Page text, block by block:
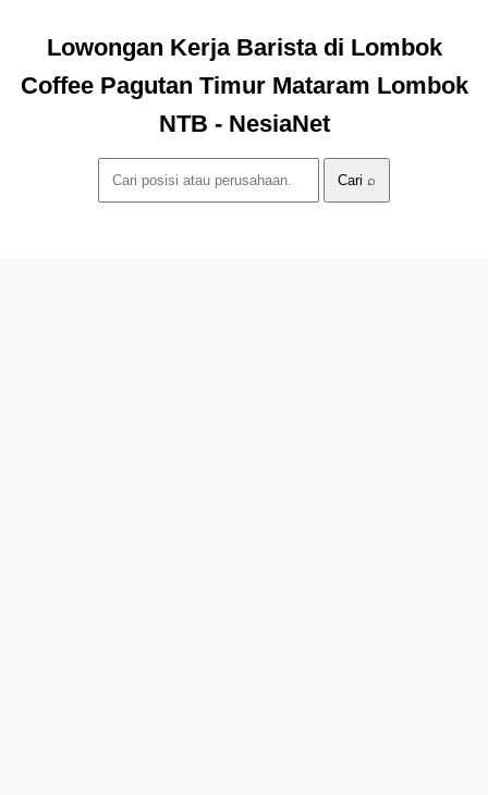
Lowongan Kerja Barista di Lombok
Coffee Pagutan Timur Mataram Lombok
NTB - NesiaNet
Cari ⌕